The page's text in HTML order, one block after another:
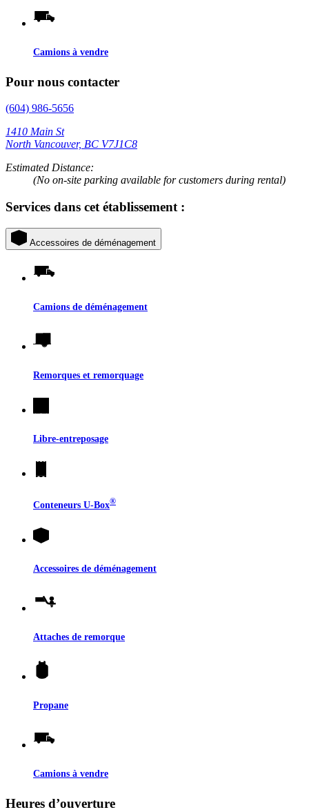
Camions à vendre
Pour nous contacter
(604) 986-5656
1410 Main St
North Vancouver, BC V7J1C8
Estimated Distance:
(No on-site parking available for customers during rental)
Services dans cet établissement :
Accessoires de déménagement
Camions de déménagement
Remorques et remorquage
Libre-entreposage
Conteneurs U-Box®
Accessoires de déménagement
Attaches de remorque
Propane
Camions à vendre
Heures d’ouverture